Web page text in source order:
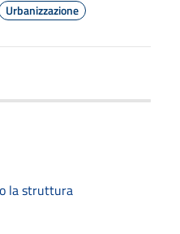
Urbanizzazione
la struttura